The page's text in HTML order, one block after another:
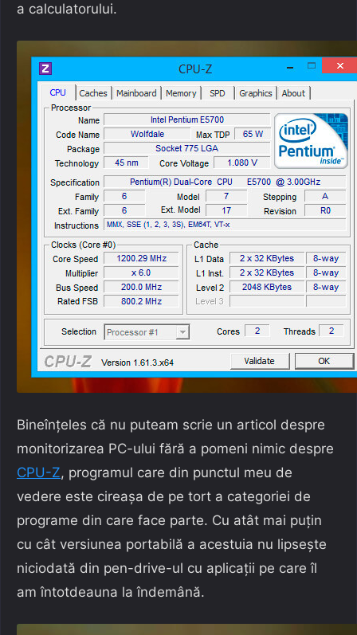
a calculatorului.
Bineînțeles că nu puteam scrie un articol despre
monitorizarea PC-ului fără a pomeni nimic despre
CPU-Z, programul care din punctul meu de
vedere este cireașa de pe tort a categoriei de
programe din care face parte. Cu atât mai puțin
cu cât versiunea portabilă a acestuia nu lipsește
niciodată din pen-drive-ul cu aplicații pe care îl
am întotdeauna la îndemână.